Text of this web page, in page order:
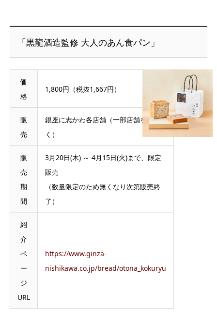
「黒龍酒造監修 大人のあん食パン」
価
格
1,800円（税抜1,667円）
販
売
銀座に志かわ各店舗（一部店舗を除
く）
販
売
期
間
3月20日(木) ～ 4月15日(火)まで、限定
販売
（数量限定のため無くなり次第販売終
了）
紹
介
ペ
ー
ジ
URL
https://www.ginza-
nishikawa.co.jp/bread/otona_kokuryu